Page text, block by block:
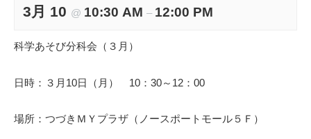
3月 10 @ 10:30 AM – 12:00 PM
科学あそび分科会（３月）
日時：３月10日（月） 10：30～12：00
場所：つづきＭＹプラザ（ノースポートモール５Ｆ）